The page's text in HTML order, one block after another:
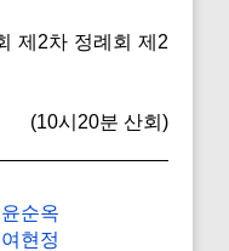
제2차 정례회 제2
(10시20분 산회)
윤순옥
여현정